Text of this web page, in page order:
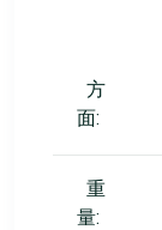
方
面:
重
量: